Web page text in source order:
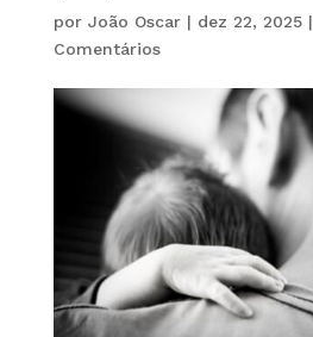
por João Oscar| dez 22, 2025|
Comentários